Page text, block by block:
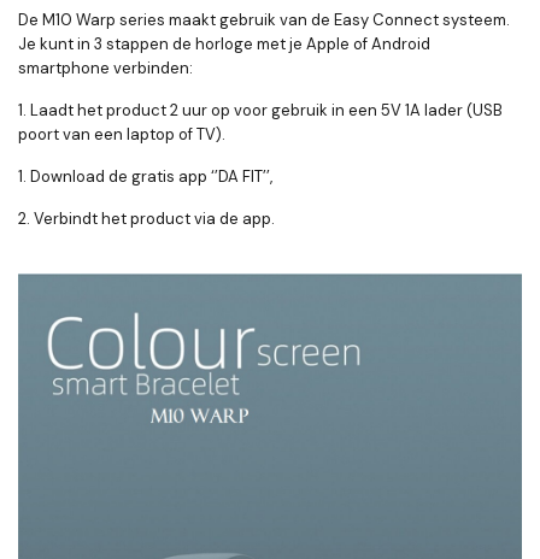
De M10 Warp series maakt gebruik van de Easy Connect systeem.
Je kunt in 3 stappen de horloge met je Apple of Android
smartphone verbinden:
1. Laadt het product 2 uur op voor gebruik in een 5V 1A lader (USB
poort van een laptop of TV).
1. Download de gratis app ‘’DA FIT’’,
2. Verbindt het product via de app.